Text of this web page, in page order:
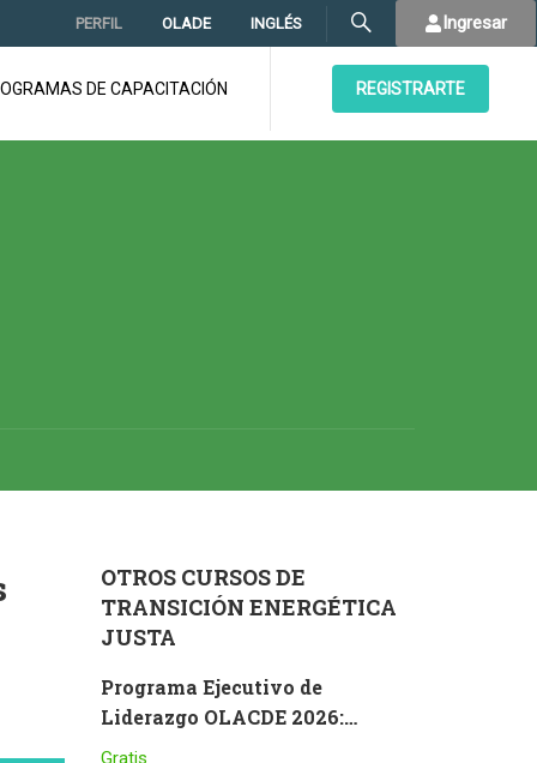
PERFIL OLADE INGLÉS Ingresar
DE CAPACITACIÓN REGISTRARTE
OTROS CURSOS DE
TRANSICIÓN ENERGÉTICA
JUSTA
Programa Ejecutivo de
Liderazgo OLACDE 2026:
América Latina y el Caribe ante
Gratis